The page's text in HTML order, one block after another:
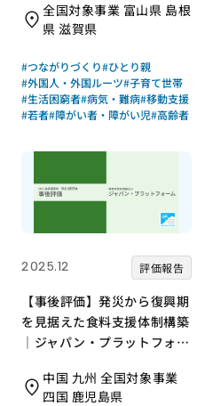
全国対象事業 富山県 島根
県 滋賀県
#つながりづくり#ひとり親
#外国人・外国ルーツ#子育て世帯
#生活困窮者#病気・難病#移動支援
#若者#障がい者・障がい児#高齢者
2025.12 評価報告
【事後評価】発災から復興期
を見据えた食料支援体制構築
｜ジャパン・プラットフォー
中国 九州 全国対象事業
四国 鹿児島県